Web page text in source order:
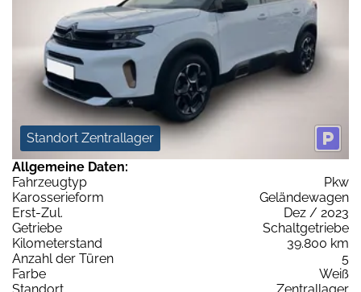
Standort Zentrallager
Allgemeine Daten:
Fahrzeugtyp
Pkw
Karosserieform
Geländewagen
Erst-Zul.
Dez / 2023
Getriebe
Schaltgetriebe
Kilometerstand
39.800 km
Anzahl der Türen
5
Farbe
Weiß
Standort
Zentrallager